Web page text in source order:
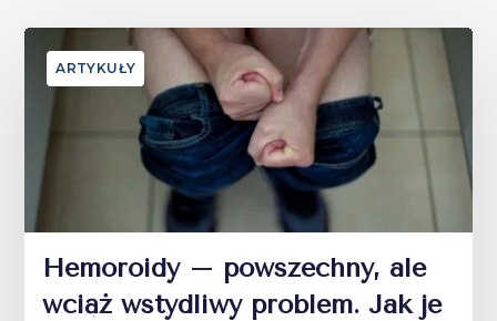
ARTYKUŁY
Hemoroidy – powszechny, ale
wciąż wstydliwy problem. Jak je